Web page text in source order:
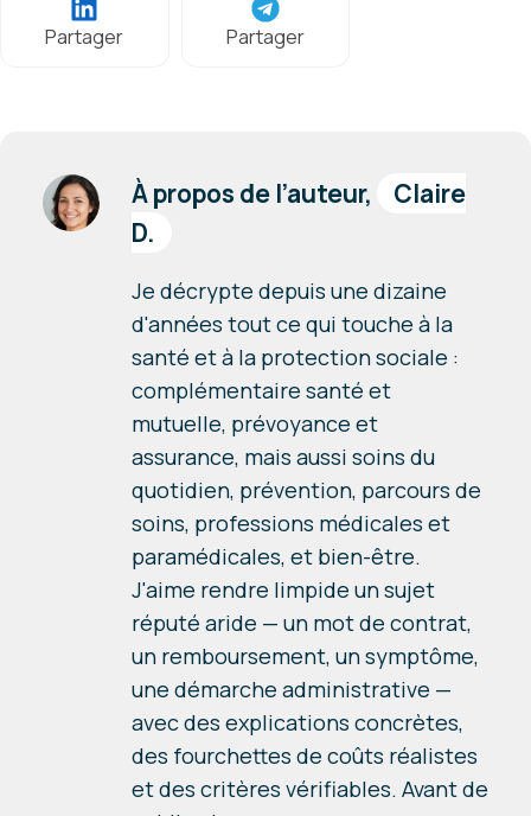
Partager Partager
À propos de l’auteur,
Claire
D.
Je décrypte depuis une dizaine
d'années tout ce qui touche à la
santé et à la protection sociale :
complémentaire santé et
mutuelle, prévoyance et
assurance, mais aussi soins du
quotidien, prévention, parcours de
soins, professions médicales et
paramédicales, et bien-être.
J'aime rendre limpide un sujet
réputé aride — un mot de contrat,
un remboursement, un symptôme,
une démarche administrative —
avec des explications concrètes,
des fourchettes de coûts réalistes
et des critères vérifiables. Avant de